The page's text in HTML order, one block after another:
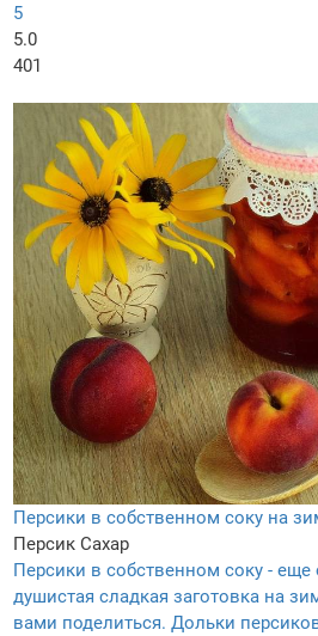
5
5.0
401
Персики в собственном соку на
Персик Сахар
Персики в собственном соку - еще
душистая сладкая заготовка на
вами поделиться. Дольки